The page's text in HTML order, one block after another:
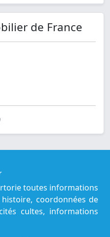
de France
toutes informations
coordonnées de
cultes, informations